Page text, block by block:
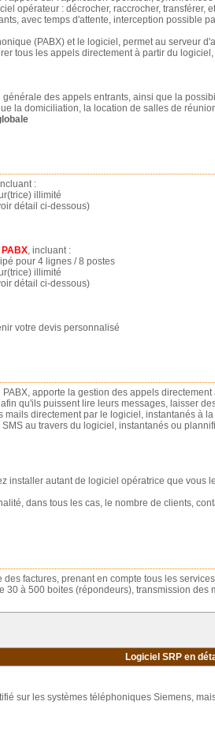
opérateur : décrocher, raccrocher, transférer,
avec temps d'attente, interception possible
(PABX) et le logiciel, permet au serveur
tous les appels directement à partir du
des appels entrants, ainsi que la
la domiciliation, la location de salles de
:
illimité
détail ci-dessous)
, incluant :
pour 4 lignes / 8 postes
illimité
détail ci-dessous)
votre devis personnalisé
apporte la gestion des appels
qu'ils puissent lire leurs messages, laisser
mails directement par le logiciel, instantanés à
au travers du logiciel, instantanés ou
installer autant de logiciel opératrice que vous
dans tous les cas, le nombre de clients,
factures, prenant en compte tous les
30 à 500 boites (répondeurs), transmission
Logiciel SRP en
sur les systèmes téléphoniques Siemens,